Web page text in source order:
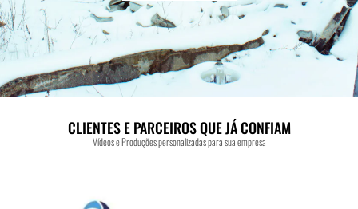
CLIENTES E PARCEIROS QUE JÁ CONFIAM
Vídeos e Produções personalizadas para sua empresa